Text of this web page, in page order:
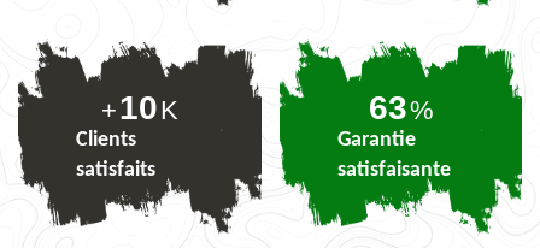
+10K
Clients
satisfaits
78%
Garantie
satisfaisante